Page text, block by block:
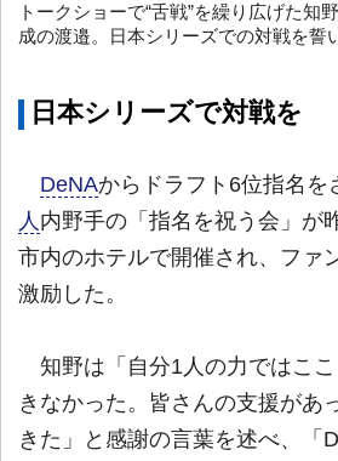
トークショーで“舌戦”を繰り広げた知
成の渡邉。日本シリーズでの対戦を誓
日本シリーズで対戦を
DeNAからドラフト6位指名を
人 内野手の「指名を祝う会」が
市内のホテルで開催され、ファ
激励した。
知野は「自分1人の力ではこ
きなかった。皆さんの支援があ
きた」と感謝の言葉を述べ、「